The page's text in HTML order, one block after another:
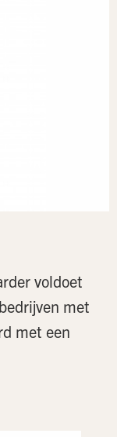
voldoet
met
met een